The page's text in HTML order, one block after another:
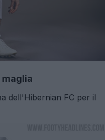
maglia
dell'Hibernian FC per il